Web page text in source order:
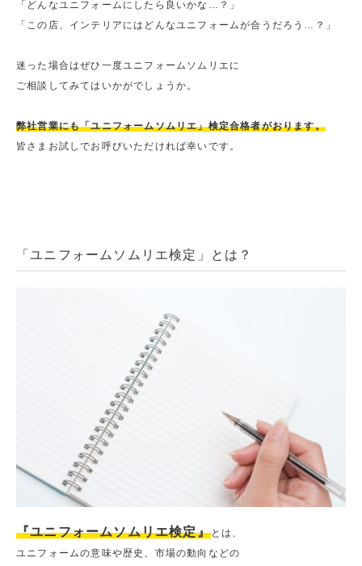
「どんなユニフォームにしたら良いかな…？」
「この店、インテリアにはどんなユニフォームが合うだろう…？」
迷った場合はぜひ一度ユニフォームソムリエに
ご相談してみてはいかがでしょうか。
弊社営業にも「ユニフォームソムリエ」検定合格者がおります。
皆さまお試しでお呼びいただければ幸いです。
「ユニフォームソムリエ検定」とは？
『ユニフォームソムリエ検定』とは、
ユニフォームの意味や歴史、市場の動向などの